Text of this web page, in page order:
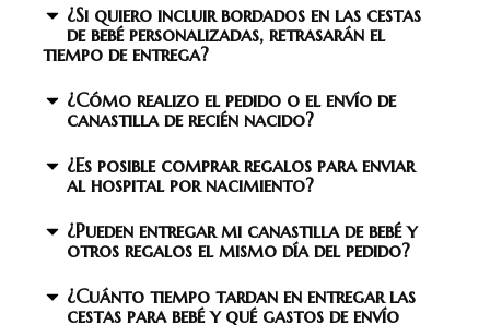
¿Si quiero incluir bordados en las cestas
de bebé personalizadas, retrasarán el
tiempo de entrega?
¿Cómo realizo el pedido o el envío de
canastilla de recién nacido?
¿Es posible comprar regalos para enviar
al hospital por nacimiento?
¿Pueden entregar mi canastilla de bebé y
otros regalos el mismo día del pedido?
¿Cuánto tiempo tardan en entregar las
cestas para bebé y qué gastos de envío